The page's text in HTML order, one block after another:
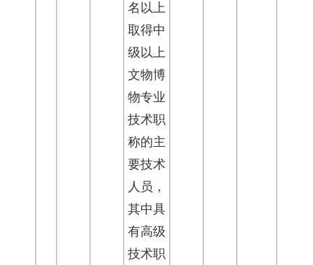
名以上
取得中
级以上
文物博
物专业
技术职
称的主
要技术
人员，
其中具
有高级
技术职